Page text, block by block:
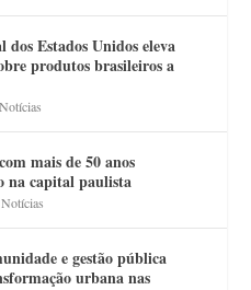
dos Estados Unidos eleva
produtos brasileiros a
Notícias
mais de 50 anos
na capital paulista
,Notícias
e gestão pública
urbana nas